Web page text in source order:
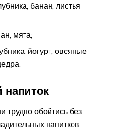
банан, листья
мята;
йогурт, овсяные
трудно обойтись без
напитков.